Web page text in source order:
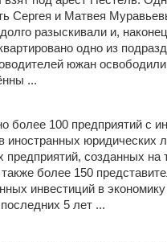
Сергея и Матвея
разыскивали и,
одно из
южан
...
более 100 предприятий с
иностранных юридических
созданных на
более 150
инвестиций в экономику
5 лет ...